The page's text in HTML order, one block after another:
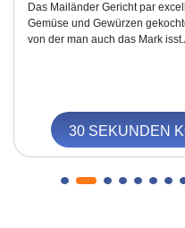
Das Mailänder Gericht par
Gemüse und Gewürzen
von der man auch das Mark
30 SEKUNDEN